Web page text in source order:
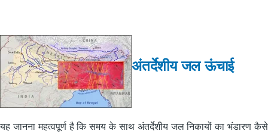
अंतर्देशीय जल ऊंचाई
यह जानना महत्वपूर्ण है कि समय के साथ अंतर्देशीय जल निकायों का भंडारण कैसे